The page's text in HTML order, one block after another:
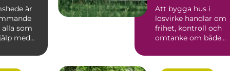
är
som
med
Att bygga hus i
lösvirke handlar om
frihet, kontroll och
omtanke om både